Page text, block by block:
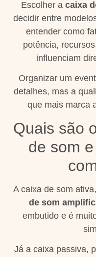
Escolher a caixa
decidir entre
entender como
potência,
influenciam
Organizar um
detalhes, mas a
que mais marca
Quais são
de som
A caixa de som
de som
embutido e é
Já a caixa passiva,